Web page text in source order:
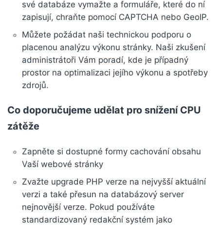
své databáze vymažte a formuláře, které do ní
zapisují, chraňte pomocí CAPTCHA nebo GeoIP.
Můžete požádat naši technickou podporu o
placenou analýzu výkonu stránky. Naši zkušení
administrátoři Vám poradí, kde je případný
prostor na optimalizaci jejího výkonu a spotřeby
zdrojů.
Co doporučujeme udělat pro snížení CPU
zátěže
Zapněte si dostupné formy cachování obsahu
Vaší webové stránky
Zvažte upgrade PHP verze na nejvyšší aktuální
verzi a také přesun na databázový server
nejnovější verze. Pokud používáte
standardizovaný redakční systém jako